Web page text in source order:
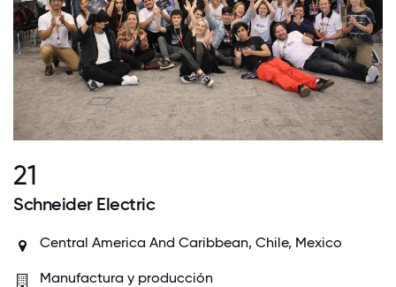
21
Schneider Electric
Central America And Caribbean, Chile, Mexico
Manufactura y producción